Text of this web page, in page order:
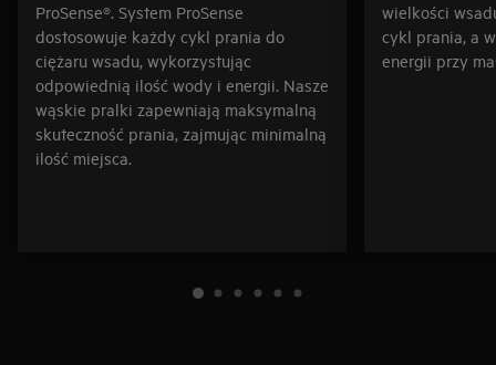
ProSense®. System ProSense
dostosowuje każdy cykl prania do
ciężaru wsadu, wykorzystując
odpowiednią ilość wody i energii. Nasze
wąskie pralki zapewniają maksymalną
skuteczność prania, zajmując minimalną
ilość miejsca.
wielkości
cykl prania, a
energii przy